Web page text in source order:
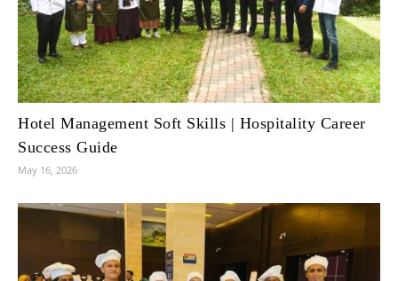
Hotel Management Soft Skills | Hospitality Career
Success Guide
May 16, 2026